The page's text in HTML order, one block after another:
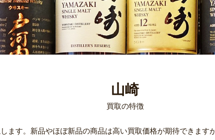
山崎
買取の特徴
ます。新品やほぼ新品の商品は高い買取価格が期待できます